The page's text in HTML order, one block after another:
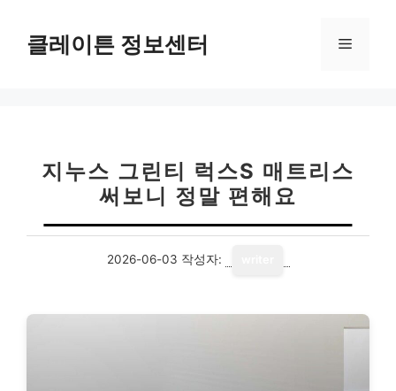
클레이튼 정보센터 메
지누스 그린티 럭스S 매트리스
써보니 정말 편해요
2026-06-03 작성자: